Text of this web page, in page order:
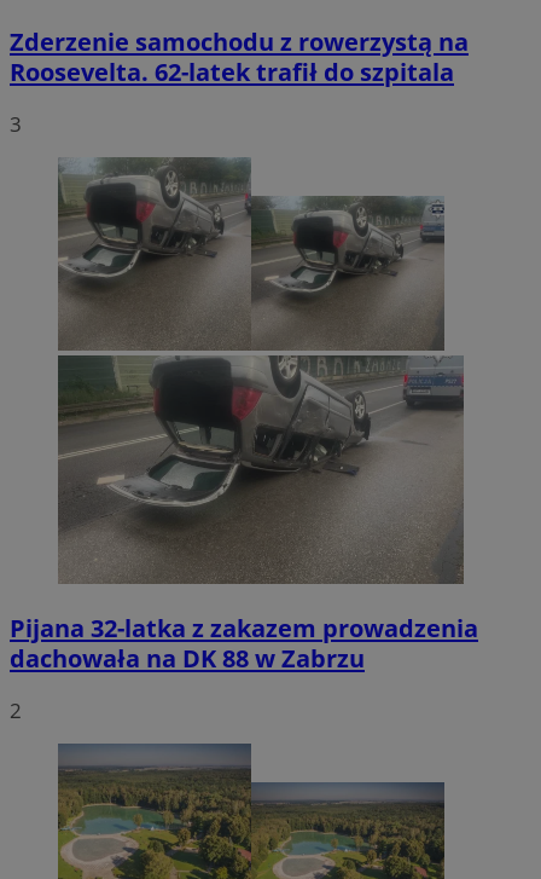
Zderzenie samochodu z rowerzystą na
Roosevelta. 62-latek trafił do szpitala
3
Pijana 32-latka z zakazem prowadzenia
dachowała na DK 88 w Zabrzu
2